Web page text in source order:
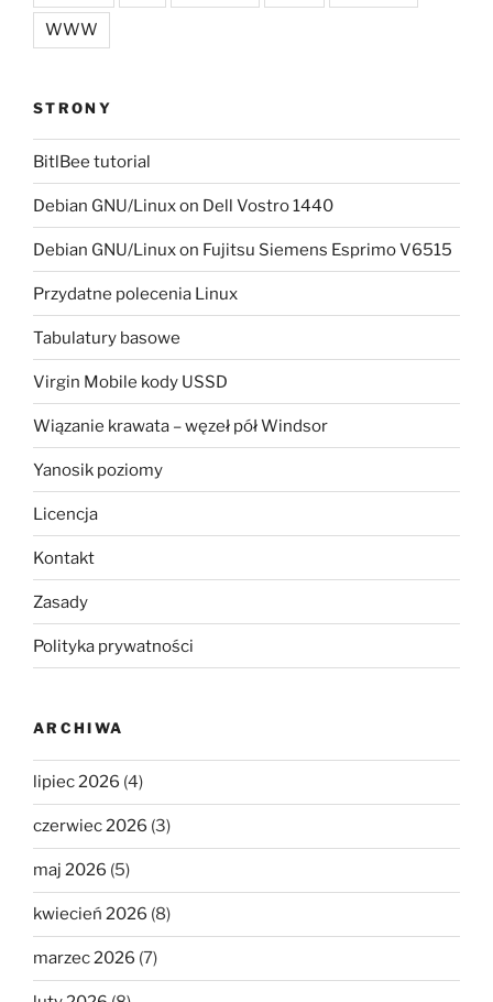
WWW
STRONY
BitlBee tutorial
Debian GNU/Linux on Dell Vostro 1440
Debian GNU/Linux on Fujitsu Siemens Esprimo V6515
Przydatne polecenia Linux
Tabulatury basowe
Virgin Mobile kody USSD
Wiązanie krawata – węzeł pół Windsor
Yanosik poziomy
Licencja
Kontakt
Zasady
Polityka prywatności
ARCHIWA
lipiec 2026 (4)
czerwiec 2026 (3)
maj 2026 (5)
kwiecień 2026 (8)
marzec 2026 (7)